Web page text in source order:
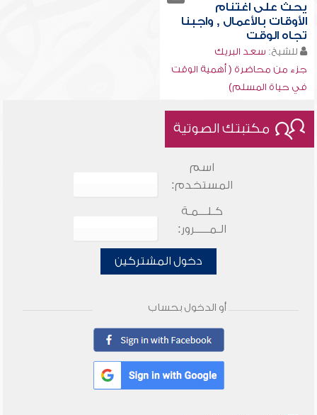
يحث على اغتنام
الأوقات بالأعمال , واجبنا
تجاه الوقت
للشيخ: سعد البريك
جزء من محاضرة ( أهمية الوقت
في حياة المسلم)
مكتبتك الصوتية
اسم
المستخدم:
كـلـــمـة
الـمـــــرور:
دخول المشتركين
أو الدخول بحساب